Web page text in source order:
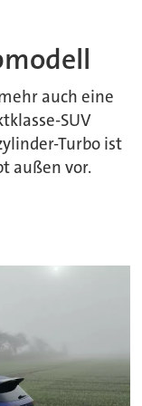
auch eine
SUV
Turbo ist
außen vor.